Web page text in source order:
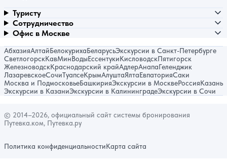
Туристу
Сотрудничество
Офис в Москве
АбхазияАлтайБелокурихаБеларусьЭкскурсии в Санкт-Петербурге
СветлогорскКавМинВодыЕссентукиКисловодскПятигорск
ЖелезноводскКраснодарский крайАдлерАнапаГеленджик
ЛазаревскоеСочиТуапсеКрымАлуштаЯлтаЕвпаторияСаки
Москва и ПодмосковьеБашкирияЭкскурсии в МосквеРоссияКазань
Экскурсии в КазаниЭкскурсии в КалининградеЭкскурсии в Сочи
© 2014–2026, официальный сайт системы бронирования
Путевка.ком, Путевка.ру
Политика конфиденциальностиКарта сайта